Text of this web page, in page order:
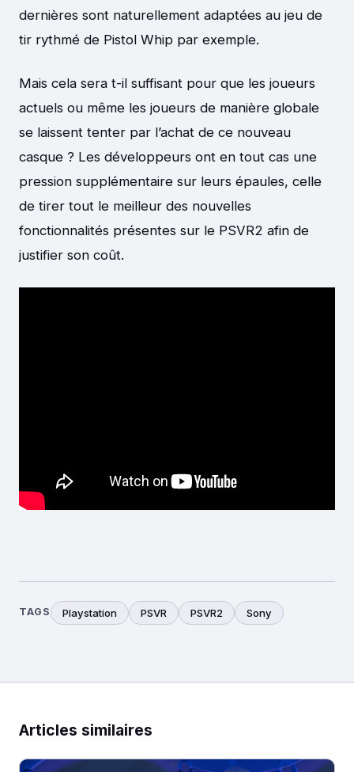
dernières sont naturellement adaptées au jeu de
tir rythmé de Pistol Whip par exemple.
Mais cela sera t-il suffisant pour que les joueurs
actuels ou même les joueurs de manière globale
se laissent tenter par l’achat de ce nouveau
casque ? Les développeurs ont en tout cas une
pression supplémentaire sur leurs épaules, celle
de tirer tout le meilleur des nouvelles
fonctionnalités présentes sur le PSVR2 afin de
justifier son coût.
TAGS Playstation PSVR PSVR2 Sony
Articles similaires